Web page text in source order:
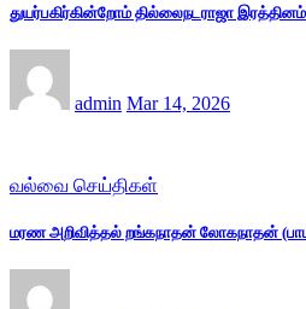
துயர்பகிர்கின்றோம் தில்லைநடராஜா
admin Mar 14, 2026
வல்வை செய்திகள்
மரண அறிவித்தல் றங்கநாதன் லோகநாதன்